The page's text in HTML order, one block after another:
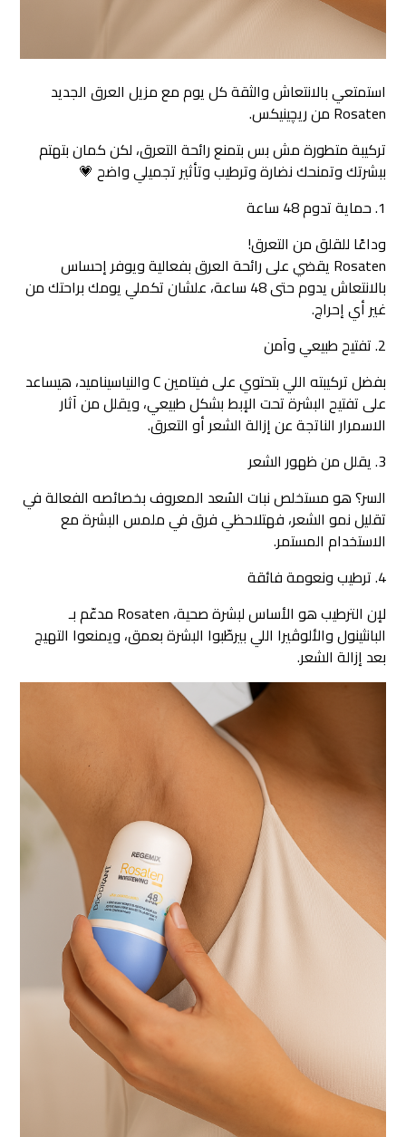
استمتعي بالانتعاش والثقة كل يوم مع مزيل العرق الجديد
Rosaten من ريچينيكس.
تركيبة متطورة مش بس بتمنع رائحة التعرق، لكن كمان بتهتم
ببشرتك وتمنحك نضارة وترطيب وتأثير تجميلي واضح 💗
1.⁠ ⁠حماية تدوم 48 ساعة
وداعًا للقلق من التعرق!
Rosaten يقضي على رائحة العرق بفعالية ويوفر إحساس
بالانتعاش يدوم حتى 48 ساعة، علشان تكملي يومك براحتك من
غير أي إحراج.
2.⁠ ⁠تفتيح طبيعي وآمن
بفضل تركيبته اللي بتحتوي على فيتامين C والنياسيناميد، هيساعد
على تفتيح البشرة تحت الإبط بشكل طبيعي، ويقلل من آثار
الاسمرار الناتجة عن إزالة الشعر أو التعرق.
3.⁠ ⁠يقلل من ظهور الشعر
السر؟ هو مستخلص نبات السُعد المعروف بخصائصه الفعالة في
تقليل نمو الشعر، فهتلاحظي فرق في ملمس البشرة مع
الاستخدام المستمر.
4.⁠ ⁠ترطيب ونعومة فائقة
لإن الترطيب هو الأساس لبشرة صحية، Rosaten مدعّم بـ
البانثينول والألوڤيرا اللي بيرطّبوا البشرة بعمق، ويمنعوا التهيج
بعد إزالة الشعر.